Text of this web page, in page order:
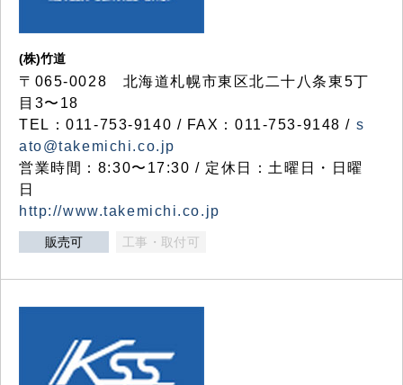
(株)竹道
〒065-0028 北海道札幌市東区北二十八条東5丁
目3〜18
TEL：011-753-9140 / FAX：011-753-9148 / s
ato@takemichi.co.jp
営業時間：8:30〜17:30 / 定休日：土曜日・日曜
日
http://www.takemichi.co.jp
販売可 工事・取付可